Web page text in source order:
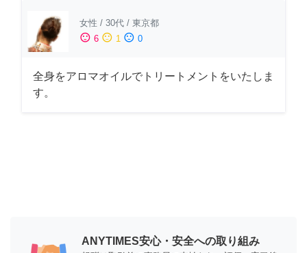
女性 / 30代 / 東京都
sentiment_satisfied 6 sentiment_neutral 1 sentiment_dissatisfied 0
全身をアロマオイルでトリートメントをいたしま
す。
ANYTIMES安心・安全への取り組み